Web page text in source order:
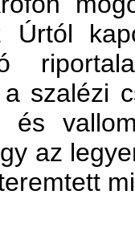
Úrtól
szalézi
és
az